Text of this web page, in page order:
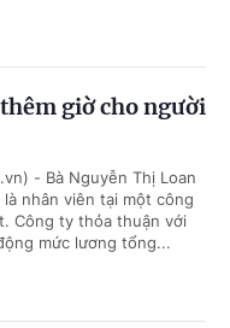
giờ cho người
- Bà Nguyễn Thị Loan
là nhân viên tại một công
Công ty thỏa thuận với
mức lương tổng...